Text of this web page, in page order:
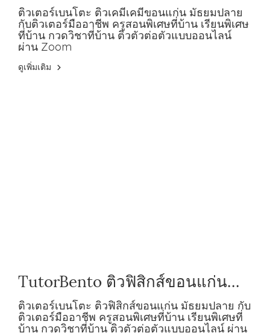
มัธยมปลาย กับติวเตอร์มืออาชีพ
ติวเตอร์เบนโตะ ติวเคมีเคมีขอนแก่น มัธยมปลาย
กับติวเตอร์มืออาชีพ ครูสอนพิเศษที่บ้าน เรียนพิเศษ
ที่บ้าน กวดวิชาที่บ้าน ติวตัวต่อตัวแบบออนไลน์
ผ่าน Zoom
ดูเพิ่มเติม
TutorBento ติวฟิสิกส์ขอนแก่น
มัธยมปลาย กับติวเตอร์มืออาชีพ
ติวเตอร์เบนโตะ ติวฟิสิกส์ขอนแก่น มัธยมปลาย กับ
ติวเตอร์มืออาชีพ ครูสอนพิเศษที่บ้าน เรียนพิเศษที่
บ้าน กวดวิชาที่บ้าน ติวตัวต่อตัวแบบออนไลน์ ผ่าน